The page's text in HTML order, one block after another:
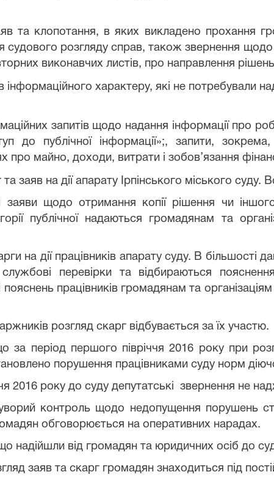
та клопотання, в яких викладено прохання
судового розгляду справ, також звернення
виконавчих листів, про направлення рішень
інформаційного характеру, які не потребували
запитів щодо надання інформації про
до публічної інформації»;, запити,
про майно, доходи, витрати і зобов’язання
заяв на дії апарату Ірпінського міського суду.
заяви щодо отримання копії рішення чи
публічної надаються громадянам та
на дії працівників апарату суду. В більшості
перевірки та відбираються
пояснень працівників громадянам та
розгляд скарг відбувається за їх участю.
за період першого півріччя 2016 року при
порушення працівниками суду норм
2016 року до суду депутатські звернення не
контроль щодо недопущення порушень
обговорюється на оперативних нарадах.
надійшли від громадян та юридичних осіб до
заяв та скарг громадян знаходиться під